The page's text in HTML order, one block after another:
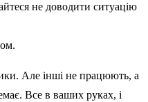
не доводити ситуацію
Але інші не працюють, а
Все в ваших руках, і